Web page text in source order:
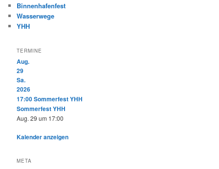
Binnenhafenfest
Wasserwege
YHH
TERMINE
Aug.
29
Sa.
2026
17:00Sommerfest YHH
Sommerfest YHH
Aug. 29 um 17:00
Kalender anzeigen
META